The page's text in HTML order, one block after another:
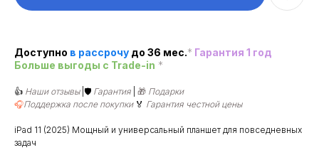
Доступно в рассрочу до 36 мес.* Гарантия 1 год
Больше выгоды c Trade-in *
👍 Наши отзывы |🛡️ Гарантия 🎁 Подарки
🎧Поддержка после покупки 🏅 Гарантия честной цены
iPad 11 (2025) Мощный и универсальный планшет для повседневных
задач